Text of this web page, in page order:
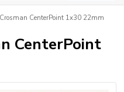
CenterPoint 1x30 22mm
CenterPoint